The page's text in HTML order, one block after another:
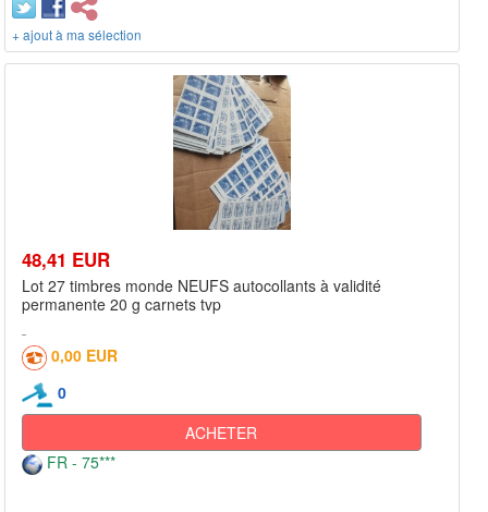
+ ajout à ma sélection
48,41 EUR
Lot 27 timbres monde NEUFS autocollants à validité
permanente 20 g carnets tvp
0,00 EUR
0
ACHETER
FR - 75***